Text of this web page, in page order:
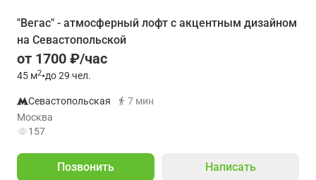
"Вегас" - атмосферный лофт с акцентным дизайном
на Севастопольской
от 1700 ₽/час
45 м2•до 29 чел.
Севастопольская
7 мин
Москва
157
Позвонить Написать